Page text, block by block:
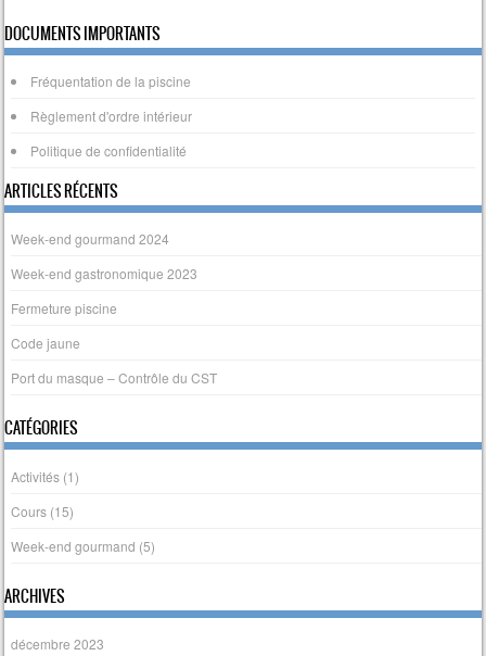
Post navigation
DOCUMENTS IMPORTANTS
Fréquentation de la piscine
Règlement d'ordre intérieur
Politique de confidentialité
ARTICLES RÉCENTS
Week-end gourmand 2024
Week-end gastronomique 2023
Fermeture piscine
Code jaune
Port du masque – Contrôle du CST
CATÉGORIES
Activités (1)
Cours (15)
Week-end gourmand (5)
ARCHIVES
décembre 2023